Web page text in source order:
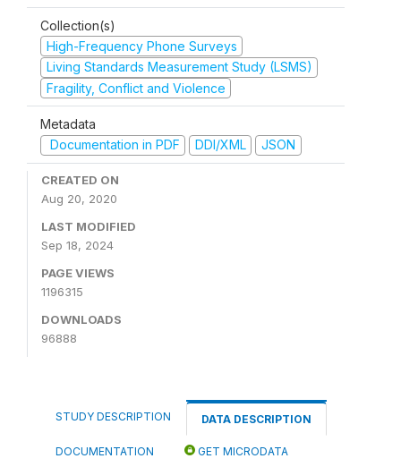
Collection(s)
High-Frequency Phone Surveys
Living Standards Measurement Study (LSMS)
Fragility, Conflict and Violence
Metadata
Documentation in PDF
DDI/XML JSON
CREATED ON
Aug 20, 2020
LAST MODIFIED
Sep 18, 2024
PAGE VIEWS
1196315
DOWNLOADS
96888
STUDY DESCRIPTION DATA DESCRIPTION
DOCUMENTATION GET MICRODATA